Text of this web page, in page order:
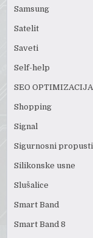
Samsung
Satelit
Saveti
Self-help
SEO OPTIMIZACIJA
Shopping
Signal
Sigurnosni propusti
Silikonske usne
Slušalice
Smart Band
Smart Band 8